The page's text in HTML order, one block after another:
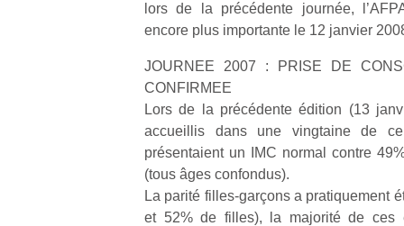
lors de la précédente journée,
encore plus importante le 12 janvier
JOURNEE 2007 : PRISE DE
CONFIRMEE
Lors de la précédente édition (13
accueillis dans une vingtaine de
présentaient un IMC normal contre
(tous âges confondus).
La parité filles-garçons a pratiquement
et 52% de filles), la majorité de ces